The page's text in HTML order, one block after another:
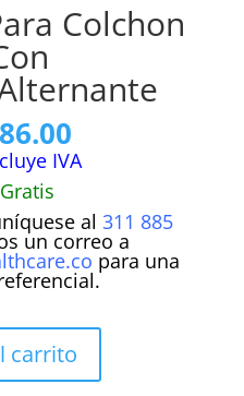
Colchon
86.00El
precio
es:
$86.00.
IVA
al311 885
un correo a
para una
carrito